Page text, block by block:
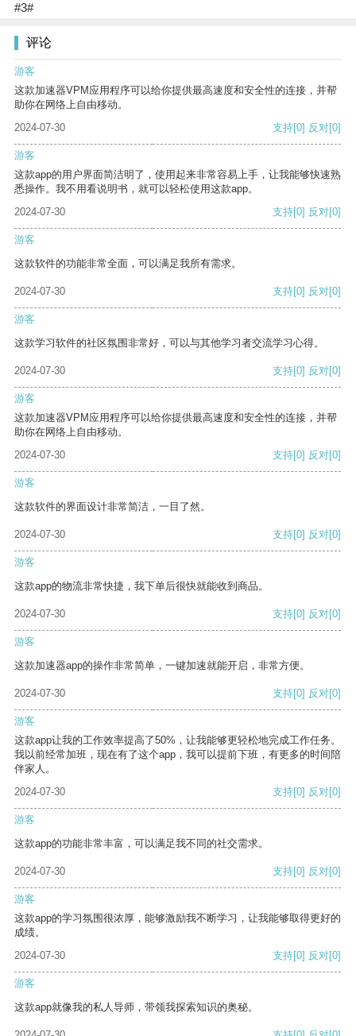
#3#
评论
游客
这款加速器VPM应用程序可以给你提供最高速度和安全性的连接，并帮
助你在网络上自由移动。
2024-07-30
支持[0] 反对[0]
游客
这款app的用户界面简洁明了，使用起来非常容易上手，让我能够快速熟
悉操作。我不用看说明书，就可以轻松使用这款app。
2024-07-30
支持[0] 反对[0]
游客
这款软件的功能非常全面，可以满足我所有需求。
2024-07-30 支持[0] 反对[0]
游客
这款学习软件的社区氛围非常好，可以与其他学习者交流学习心得。
2024-07-30 支持[0] 反对[0]
游客
这款加速器VPM应用程序可以给你提供最高速度和安全性的连接，并帮
助你在网络上自由移动。
2024-07-30
支持[0] 反对[0]
游客
这款软件的界面设计非常简洁，一目了然。
2024-07-30 支持[0] 反对[0]
游客
这款app的物流非常快捷，我下单后很快就能收到商品。
2024-07-30 支持[0] 反对[0]
游客
这款加速器app的操作非常简单，一键加速就能开启，非常方便。
2024-07-30 支持[0] 反对[0]
游客
这款app让我的工作效率提高了50%，让我能够更轻松地完成工作任务。
我以前经常加班，现在有了这个app，我可以提前下班，有更多的时间陪
伴家人。
2024-07-30
支持[0] 反对[0]
游客
这款app的功能非常丰富，可以满足我不同的社交需求。
2024-07-30 支持[0] 反对[0]
游客
这款app的学习氛围很浓厚，能够激励我不断学习，让我能够取得更好的
成绩。
2024-07-30
支持[0] 反对[0]
游客
这款app就像我的私人导师，带领我探索知识的奥秘。